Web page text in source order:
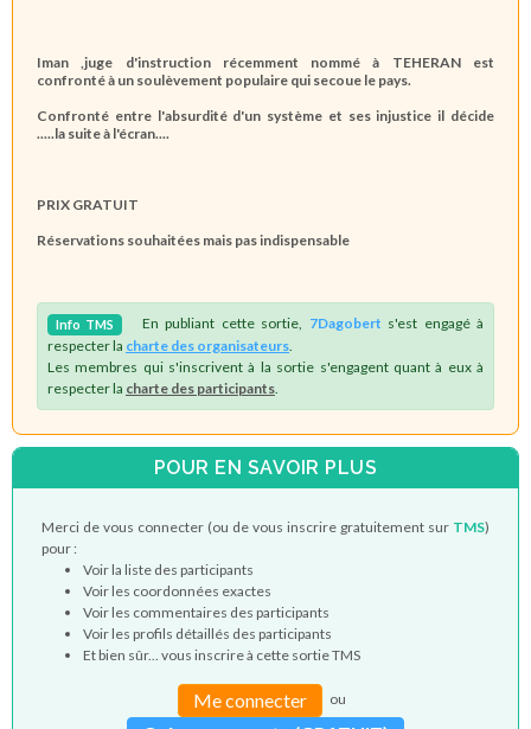
Iman ,juge d'instruction récemment nommé à TEHERAN est
confronté à un soulèvement populaire qui secoue le pays.
Confronté entre l'absurdité d'un système et ses injustice il décide
.....la suite à l'écran....
PRIX GRATUIT
Réservations souhaitées mais pas indispensable
Info TMS En publiant cette sortie, 7Dagobert s'est engagé à
respecter la charte des organisateurs
Les membres qui s'inscrivent à la sortie s'engagent quant à eux à
respecter la charte des participants
POUR EN SAVOIR PLUS
Merci de vous connecter (ou de vous inscrire gratuitement sur TMS)
pour :
Voir la liste des participants
Voir les coordonnées exactes
Voir les commentaires des participants
Voir les profils détaillés des participants
Et bien sûr... vous inscrire à cette sortie TMS
Me connecter ou